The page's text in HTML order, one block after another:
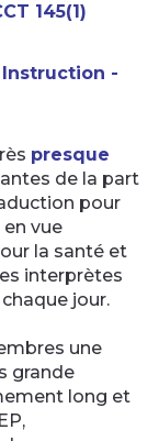
145(1)
-
presque
de la part
pour
vue
la santé et
interprètes
jour.
une
grande
long et